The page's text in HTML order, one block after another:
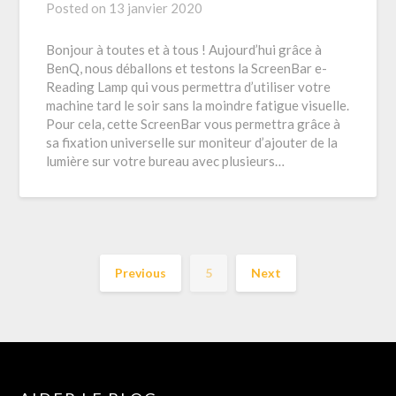
Posted on 13 janvier 2020
Bonjour à toutes et à tous ! Aujourd’hui grâce à
BenQ, nous déballons et testons la ScreenBar e-
Reading Lamp qui vous permettra d’utiliser votre
machine tard le soir sans la moindre fatigue visuelle.
Pour cela, cette ScreenBar vous permettra grâce à
sa fixation universelle sur moniteur d’ajouter de la
lumière sur votre bureau avec plusieurs…
Previous 5 Next